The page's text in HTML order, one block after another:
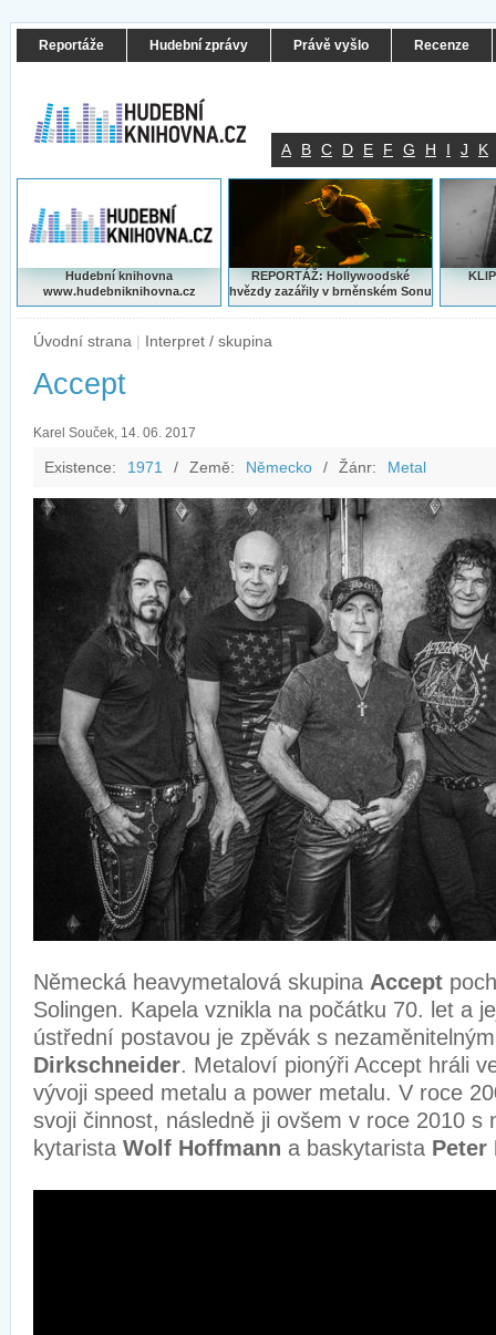
Reportáže Hudební zprávy Právě vyšlo Recenze
A B C D E F G H I J K
Hudební knihovna
www.hudebniknihovna.cz
REPORTÁŽ: Hollywoodské
hvězdy zazářily v brněnském Sonu
Úvodní strana | Interpret / skupina
Accept
Karel Souček, 14. 06. 2017
Existence: 1971 / Země: Německo / Žánr: Metal
Německá heavymetalová skupina Accept
Solingen. Kapela vznikla na počátku 70. let a
ústřední postavou je zpěvák s
Dirkschneider. Metaloví pionýři Accept hráli
vývoji speed metalu a power metalu. V roce
svoji činnost, následně ji ovšem v roce 2010 s
kytarista Wolf Hoffmann a baskytarista Peter